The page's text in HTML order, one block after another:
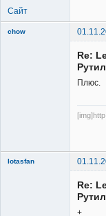
Сайт
chow
Re:
Плюс.
lotasfan
Re:
+